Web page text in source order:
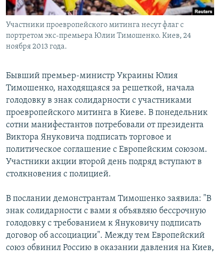
Участники проевропейского митинга несут флаг с
портретом экс-премьера Юлии Тимошенко. Киев, 24
ноября 2013 года.
Бывший премьер-министр Украины Юлия
Тимошенко, находящаяся за решеткой, начала
голодовку в знак солидарности с участниками
проевропейского митинга в Киеве. В понедельник
сотни манифестантов потребовали от президента
Виктора Януковича подписать торговое и
политическое соглашение с Европейским союзом.
Участники акции второй день подряд вступают в
столкновения с полицией.
В послании демонстрантам Тимошенко заявила: "В
знак солидарности с вами я объявляю бессрочную
голодовку с требованием к Януковичу подписать
договор об ассоциации". Между тем Европейский
союз обвинил Россию в оказании давления на Киев,